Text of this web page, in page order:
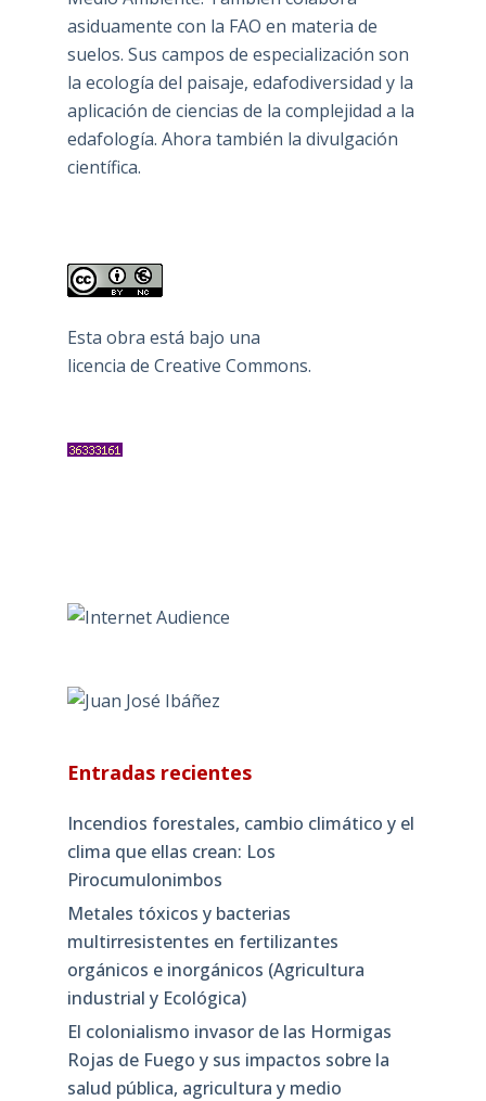
asiduamente con la FAO en materia de
suelos. Sus campos de especialización son
la ecología del paisaje, edafodiversidad y la
aplicación de ciencias de la complejidad a la
edafología. Ahora también la divulgación
científica.
Esta obra está bajo una
licencia de Creative Commons.
Entradas recientes
Incendios forestales, cambio climático y el
clima que ellas crean: Los
Pirocumulonimbos
Metales tóxicos y bacterias
multirresistentes en fertilizantes
orgánicos e inorgánicos (Agricultura
industrial y Ecológica)
El colonialismo invasor de las Hormigas
Rojas de Fuego y sus impactos sobre la
salud pública, agricultura y medio